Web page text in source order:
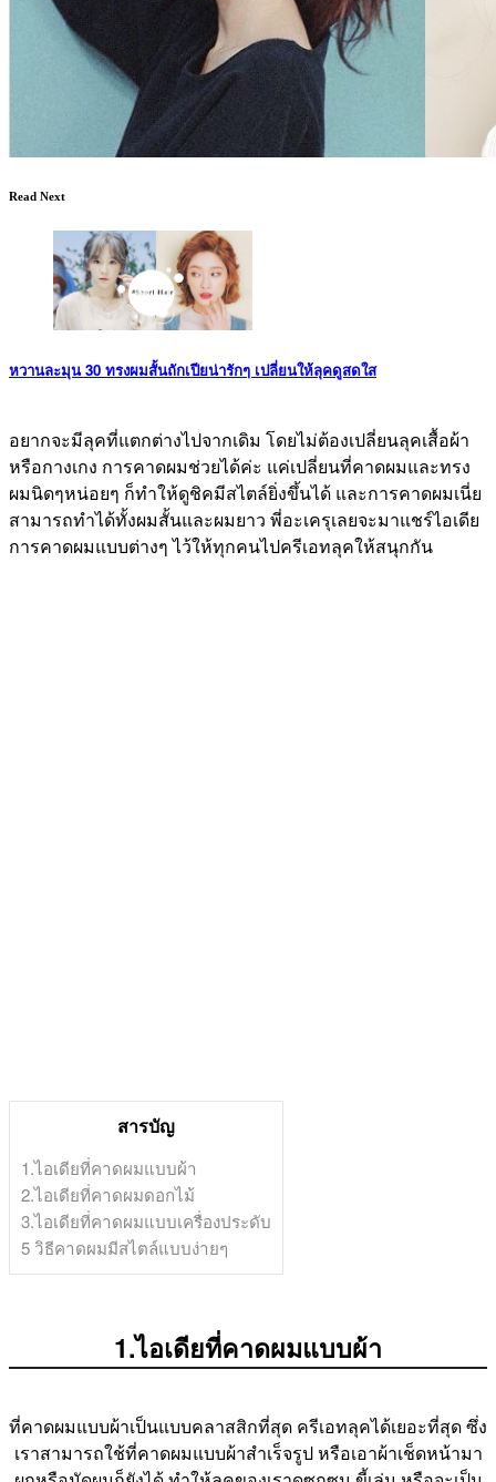
Read Next
หวานละมุน 30 ทรงผมสั้นถักเปียน่ารักๆ เปลี่ยนให้ลุคดูสดใส
อยากจะมีลุคที่แตกต่างไปจากเดิม โดยไม่ต้องเปลี่ยนลุคเสื้อผ้า
หรือกางเกง การคาดผมช่วยได้ค่ะ แค่เปลี่ยนที่คาดผมและทรง
ผมนิดๆหน่อยๆ ก็ทำให้ดูชิคมีสไตล์ยิ่งขึ้นได้ และการคาดผมเนี่ย
สามารถทำได้ทั้งผมสั้นและผมยาว พี่อะเครุเลยจะมาแชร์ไอเดีย
การคาดผมแบบต่างๆ ไว้ให้ทุกคนไปครีเอทลุคให้สนุกกัน
สารบัญ
1.ไอเดียที่คาดผมแบบผ้า
2.ไอเดียที่คาดผมดอกไม้
3.ไอเดียที่คาดผมแบบเครื่องประดับ
5 วิธีคาดผมมีสไตล์แบบง่ายๆ
1.ไอเดียที่คาดผมแบบผ้า
ที่คาดผมแบบผ้าเป็นแบบคลาสสิกที่สุด ครีเอทลุคได้เยอะที่สุด ซึ่ง
เราสามารถใช้ที่คาดผมแบบผ้าสำเร็จรูป หรือเอาผ้าเช็ดหน้ามา